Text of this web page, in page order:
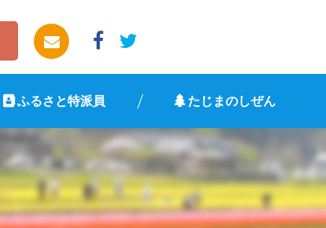
ふるさと特派員 たじまのしぜん